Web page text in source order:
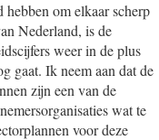
om elkaar scherp
Nederland, is de
weer in de plus
gaat. Ik neem aan dat de
zijn een van de
wat te
voor deze